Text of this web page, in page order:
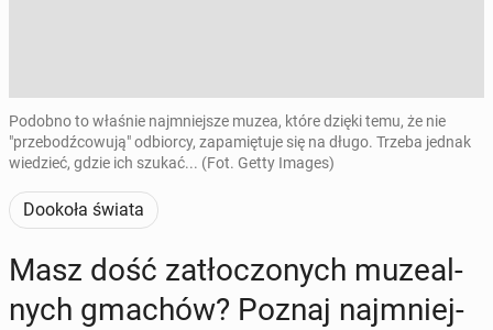
Podobno to właśnie najmniejsze muzea, które dzięki temu, że nie
"przebodźcowują" odbiorcy, zapamiętuje się na długo. Trzeba jednak
wiedzieć, gdzie ich szukać... (Fot. Getty Images)
Dookoła świata
Masz dość za­tło­czo­nych mu­ze­al­
nych gmachów? Poznaj naj­mniej­